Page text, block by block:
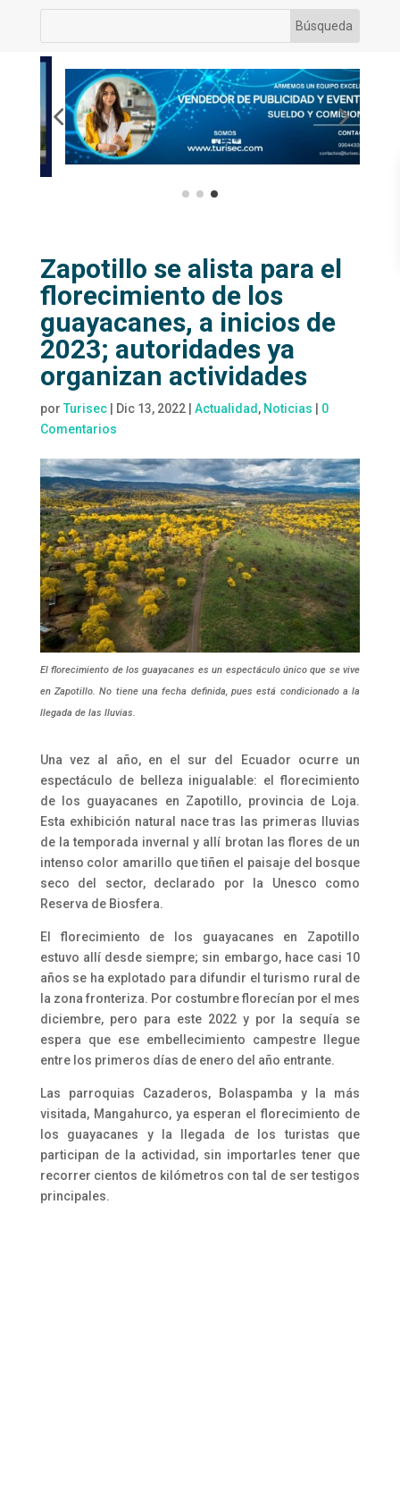
Zapotillo se alista para el
florecimiento de los
guayacanes, a inicios de
2023; autoridades ya
organizan actividades
por Turisec| Dic 13, 2022| Actualidad , Noticias
0
Comentarios
El florecimiento de los guayacanes es un espectáculo único que se vive
en Zapotillo. No tiene una fecha definida, pues está condicionado a la
llegada de las lluvias.
Una vez al año, en el sur del Ecuador ocurre un
espectáculo de belleza inigualable: el florecimiento
de los guayacanes en Zapotillo, provincia de Loja.
Esta exhibición natural nace tras las primeras lluvias
de la temporada invernal y allí brotan las flores de un
intenso color amarillo que tiñen el paisaje del bosque
seco del sector, declarado por la Unesco como
Reserva de Biosfera.
El florecimiento de los guayacanes en Zapotillo
estuvo allí desde siempre; sin embargo, hace casi 10
años se ha explotado para difundir el turismo rural de
la zona fronteriza. Por costumbre florecían por el mes
diciembre, pero para este 2022 y por la sequía se
espera que ese embellecimiento campestre llegue
entre los primeros días de enero del año entrante.
Las parroquias Cazaderos, Bolaspamba y la más
visitada, Mangahurco, ya esperan el florecimiento de
los guayacanes y la llegada de los turistas que
participan de la actividad, sin importarles tener que
recorrer cientos de kilómetros con tal de ser testigos
principales.